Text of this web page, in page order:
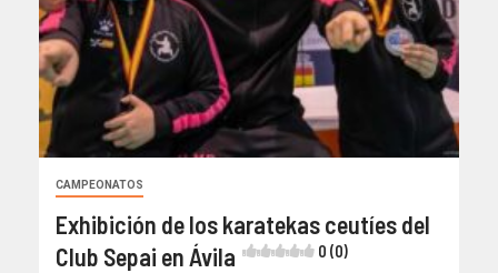
CAMPEONATOS
Exhibición de los karatekas ceutíes del
Club Sepai en Ávila
0 (0)